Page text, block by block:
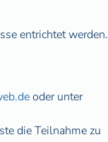
entrichtet werden.
oder unter
die Teilnahme zu